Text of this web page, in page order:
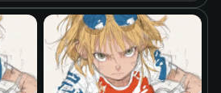
Kleidungsstücke scheinbar
Luft. Weiches Studiolicht
schaffen eine verspielte,
und energiegeladene